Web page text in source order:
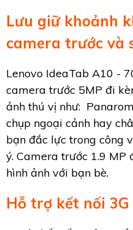
Lưu giữ khoảnh
camera trước và
Lenovo IdeaTab A10 -
camera trước 5MP đi
ảnh thú vị như:
chụp ngoại cảnh hay
bạn đắc lực trong công
ý. Camera trước 1.9 MP
hình ảnh với bạn bè.
Hỗ trợ kết nối